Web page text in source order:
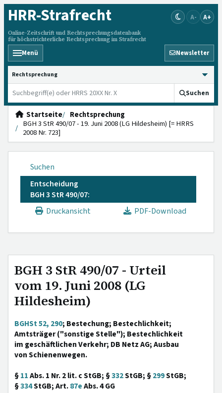
HRR-Strafrecht
Online-Zeitschrift und Rechtsprechungsdatenbank
für höchstrichterliche Rechtsprechung im Strafrecht
A- A+
Menü Newsletter
HRRS durchsuchen
Suchen
Startseite
Rechtsprechung
BGH 3 StR 490/07 - 19. Juni 2008 (LG Hildesheim) [= HRRS
2008 Nr. 723]
Suchen
Entscheidung
BGH 3 StR 490/07:
Druckansicht
PDF-Download
BGH 3 StR 490/07 - Urteil
vom 19. Juni 2008 (LG
Hildesheim)
BGHSt 52, 290; Bestechung; Bestechlichkeit;
Amtsträger ("sonstige Stelle"); Bestechlichkeit
im geschäftlichen Verkehr; DB Netz AG; Ausbau
von Schienenwegen.
§11Abs. 1 Nr. 2 lit. c StGB; §332StGB; §299StGB;
§334StGB; Art.87eAbs. 4 GG